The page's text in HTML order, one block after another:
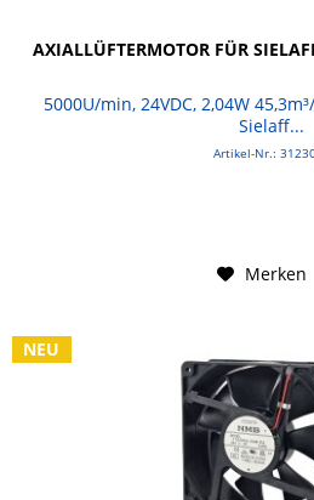
AXIALLÜFTERMOTOR FÜR
5000U/min, 24VDC, 2,04W
Sielaff...
Artikel-Nr.:
Merken
NEU